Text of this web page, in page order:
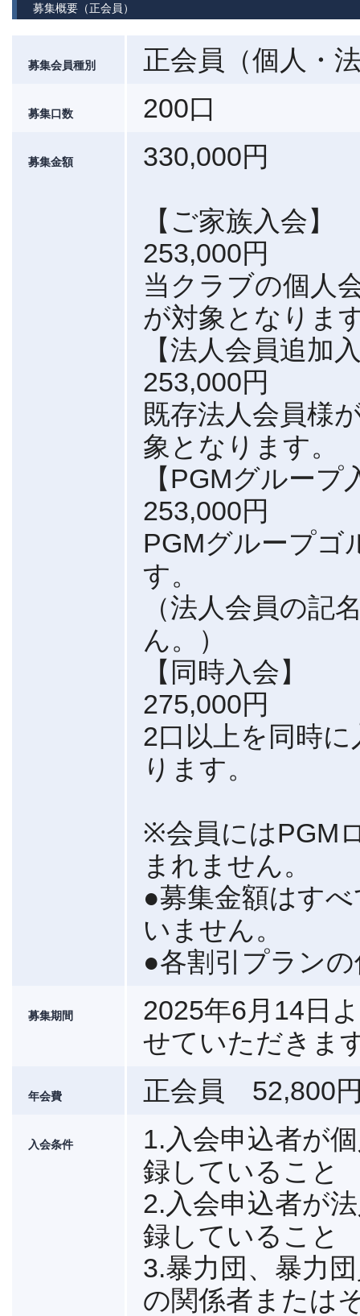
募集概要（正会員）
募集会員種別 正会員（個人・
募集口数 200口
募集金額 330,000円
【ご家族入会】
253,000円
当クラブの個人
が対象となりま
【法人会員追加
253,000円
既存法人会員様
象となります。
【PGMグループ
253,000円
PGMグループ
す。
（法人会員の記
ん。）
【同時入会】
275,000円
2口以上を同時
ります。
※会員にはPGM
まれません。
●募集金額はす
いません。
●各割引プラン
募集期間
2025年6月14日
せていただきま
年会費 正会員 52,800
入会条件
1.入会申込者が
録していること
2.入会申込者が
録していること
3.暴力団、暴力
の関係者または